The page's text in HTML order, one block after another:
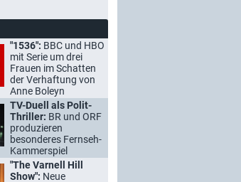
"1536": BBC und HBO
mit Serie um drei
Frauen im Schatten
der Verhaftung von
Anne Boleyn
TV-Duell als Polit-
Thriller: BR und ORF
produzieren
besonderes Fernseh-
Kammerspiel
"The Varnell Hill
Show": Neue